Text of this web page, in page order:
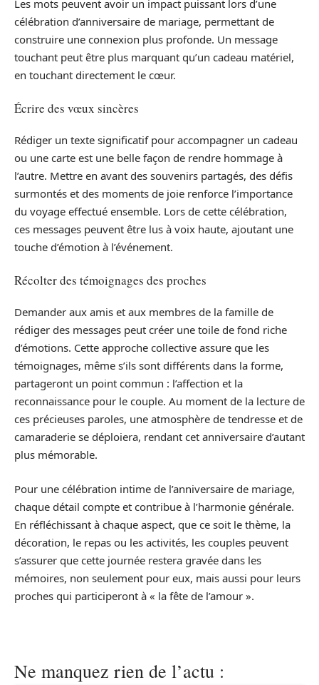
Les mots peuvent avoir un impact puissant lors d’une
célébration d’anniversaire de mariage, permettant de
construire une connexion plus profonde. Un message
touchant peut être plus marquant qu’un cadeau matériel,
en touchant directement le cœur.
Écrire des vœux sincères
Rédiger un texte significatif pour accompagner un cadeau
ou une carte est une belle façon de rendre hommage à
l’autre. Mettre en avant des souvenirs partagés, des défis
surmontés et des moments de joie renforce l’importance
du voyage effectué ensemble. Lors de cette célébration,
ces messages peuvent être lus à voix haute, ajoutant une
touche d’émotion à l’événement.
Récolter des témoignages des proches
Demander aux amis et aux membres de la famille de
rédiger des messages peut créer une toile de fond riche
d’émotions. Cette approche collective assure que les
témoignages, même s’ils sont différents dans la forme,
partageront un point commun : l’affection et la
reconnaissance pour le couple. Au moment de la lecture de
ces précieuses paroles, une atmosphère de tendresse et de
camaraderie se déploiera, rendant cet anniversaire d’autant
plus mémorable.
Pour une célébration intime de l’anniversaire de mariage,
chaque détail compte et contribue à l’harmonie générale.
En réfléchissant à chaque aspect, que ce soit le thème, la
décoration, le repas ou les activités, les couples peuvent
s’assurer que cette journée restera gravée dans les
mémoires, non seulement pour eux, mais aussi pour leurs
proches qui participeront à « la fête de l’amour ».
Ne manquez rien de l’actu :